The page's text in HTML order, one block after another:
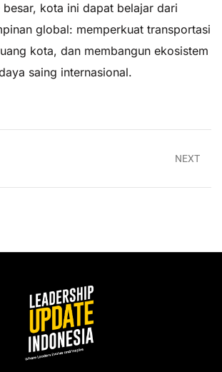
besar, kota ini dapat belajar dari
global: memperkuat transportasi
kota, dan membangun ekosistem
saing internasional.
NEXT